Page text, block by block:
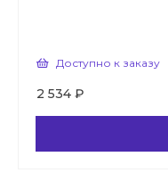
Доступно к заказу
2 534 ₽